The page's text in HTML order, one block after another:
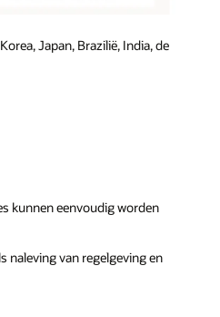
Japan, Brazilië, India, de
kunnen eenvoudig worden
naleving van regelgeving en